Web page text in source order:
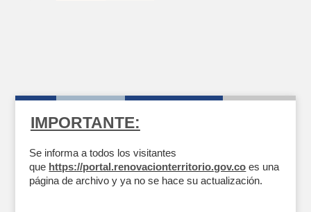
IMPORTANTE:
Se informa a todos los visitantes
que https://portal.renovacionterritorio.gov.co es una
página de archivo y ya no se hace su actualización.